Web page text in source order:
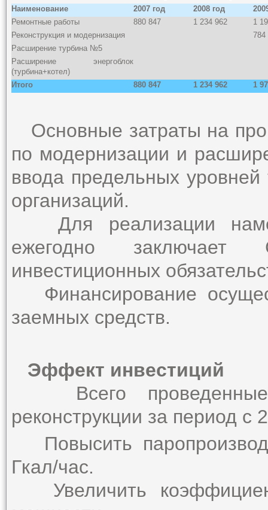
Наименование 2007 год 2008 год
Ремонтные работы
880 847 1 234 962
1
Реконструкция и модернизация
784
Расширение турбина №5
Расширение энергоблок
(турбина+котел)
Итого
880 847 1 234 962 1
Основные затраты на
по модернизации и
ввода предельных
организаций.
Для реализации
ежегодно заключает
инвестиционных
Финансирование
заемных средств.
Эффект инвестиций
Всего проведенные
реконструкции за период с
Повысить
Гкал/час.
Увеличить